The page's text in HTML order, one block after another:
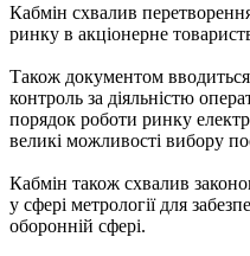
Кабмін схвалив
ринку в акціонерне
Також документом
контроль за діяльністю
порядок роботи ринку
великі можливості вибору
Кабмін також схвалив
у сфері метрології для
оборонній сфері.